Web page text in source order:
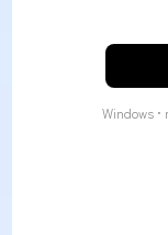
Windows •